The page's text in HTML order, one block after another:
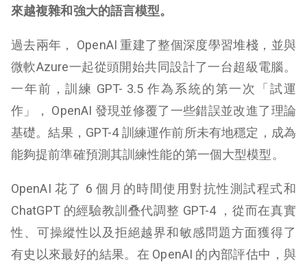
來越複雜和強大的語言模型。
過去兩年， OpenAI 重建了整個深度學習堆棧，並與
微軟Azure一起從頭開始共同設計了一台超級電腦。
一年前，訓練 GPT- 3.5 作為系統的第一次「試運
作」， OpenAI 發現並修覆了一些錯誤並改進了理論
基礎。結果，GPT-4 訓練運作前所未有地穩定，成為
能夠提前準確預測其訓練性能的第一個大型模型。
OpenAI 花了 6 個月的時間使用對抗性測試程式和
ChatGPT 的經驗教訓叠代調整 GPT-4 ，從而在真實
性、可操縱性以及拒絕越界和敏感問題方面獲得了
有史以來最好的結果。在 OpenAI 的內部評估中，與